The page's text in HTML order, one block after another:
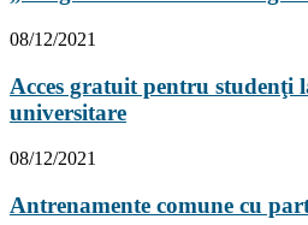
08/12/2021
Acces gratuit pentru studenţi
universitare
08/12/2021
Antrenamente comune cu